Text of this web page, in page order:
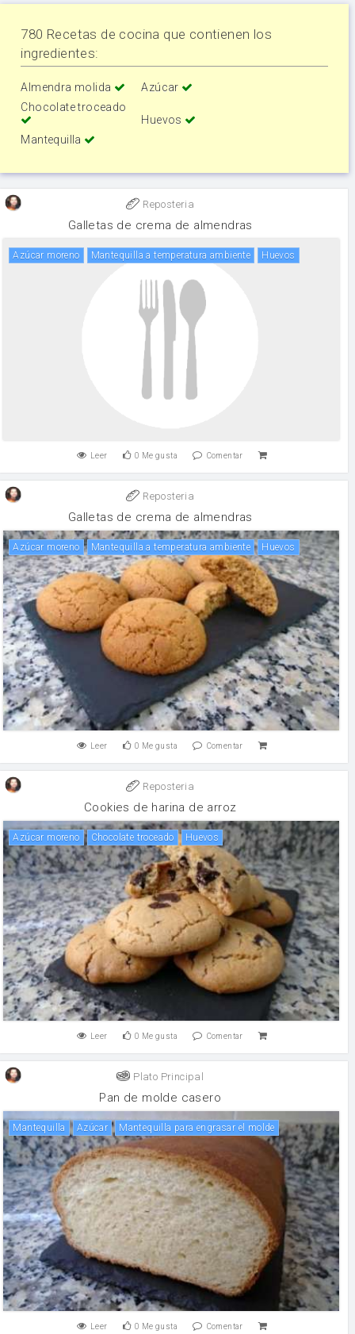
780 Recetas de cocina que contienen los
ingredientes:
Almendra molida
Azúcar
Chocolate troceado
Huevos
Mantequilla
Reposteria
Galletas de crema de almendras
Azúcar moreno Mantequilla a temperatura ambiente huevos
Leer 0 Me gusta Comentar
Reposteria
Galletas de crema de almendras
Azúcar moreno Mantequilla a temperatura ambiente huevos
Leer 0 Me gusta Comentar
Reposteria
Cookies de harina de arroz
Azúcar moreno Chocolate troceado huevos
Leer 0 Me gusta Comentar
Plato Principal
Pan de molde casero
mantequilla Azúcar Mantequilla para engrasar el molde
Leer 0 Me gusta Comentar